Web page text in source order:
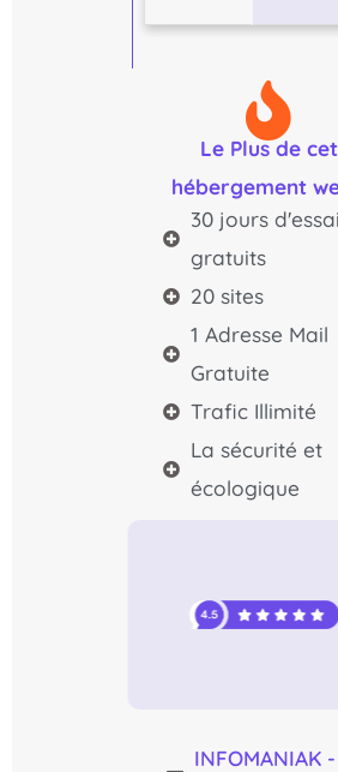
Le Plus de cet
hébergement
30 jours d'essai
gratuits
20 sites
1 Adresse Mail
Gratuite
Trafic Illimité
La sécurité et
écologique
INFOMANIAK -